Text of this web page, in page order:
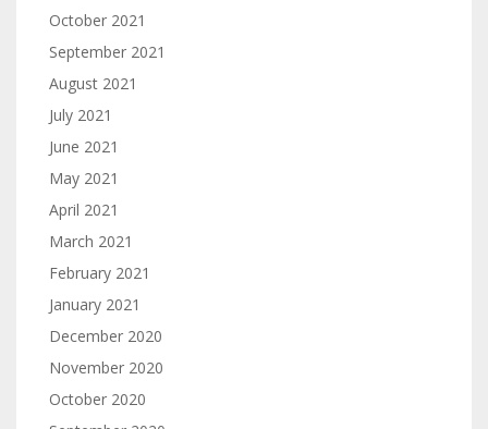
October 2021
September 2021
August 2021
July 2021
June 2021
May 2021
April 2021
March 2021
February 2021
January 2021
December 2020
November 2020
October 2020